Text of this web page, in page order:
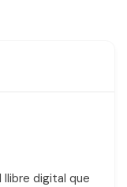
llibre digital que